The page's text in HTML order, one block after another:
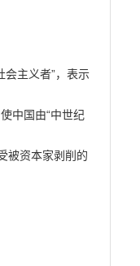
会主义者”，表示
中国由“中世纪
被资本家剥削的